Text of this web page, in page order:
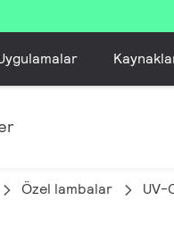
Özel lambalar UV-